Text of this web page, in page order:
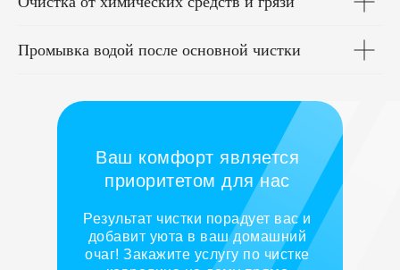
Промывка водой после основной чистки
Ваш комфорт является
приоритетом для нас
Результат чистки порадует вас и
добавит уюта в ваш домашний
очаг! Закажите услугу по чистке